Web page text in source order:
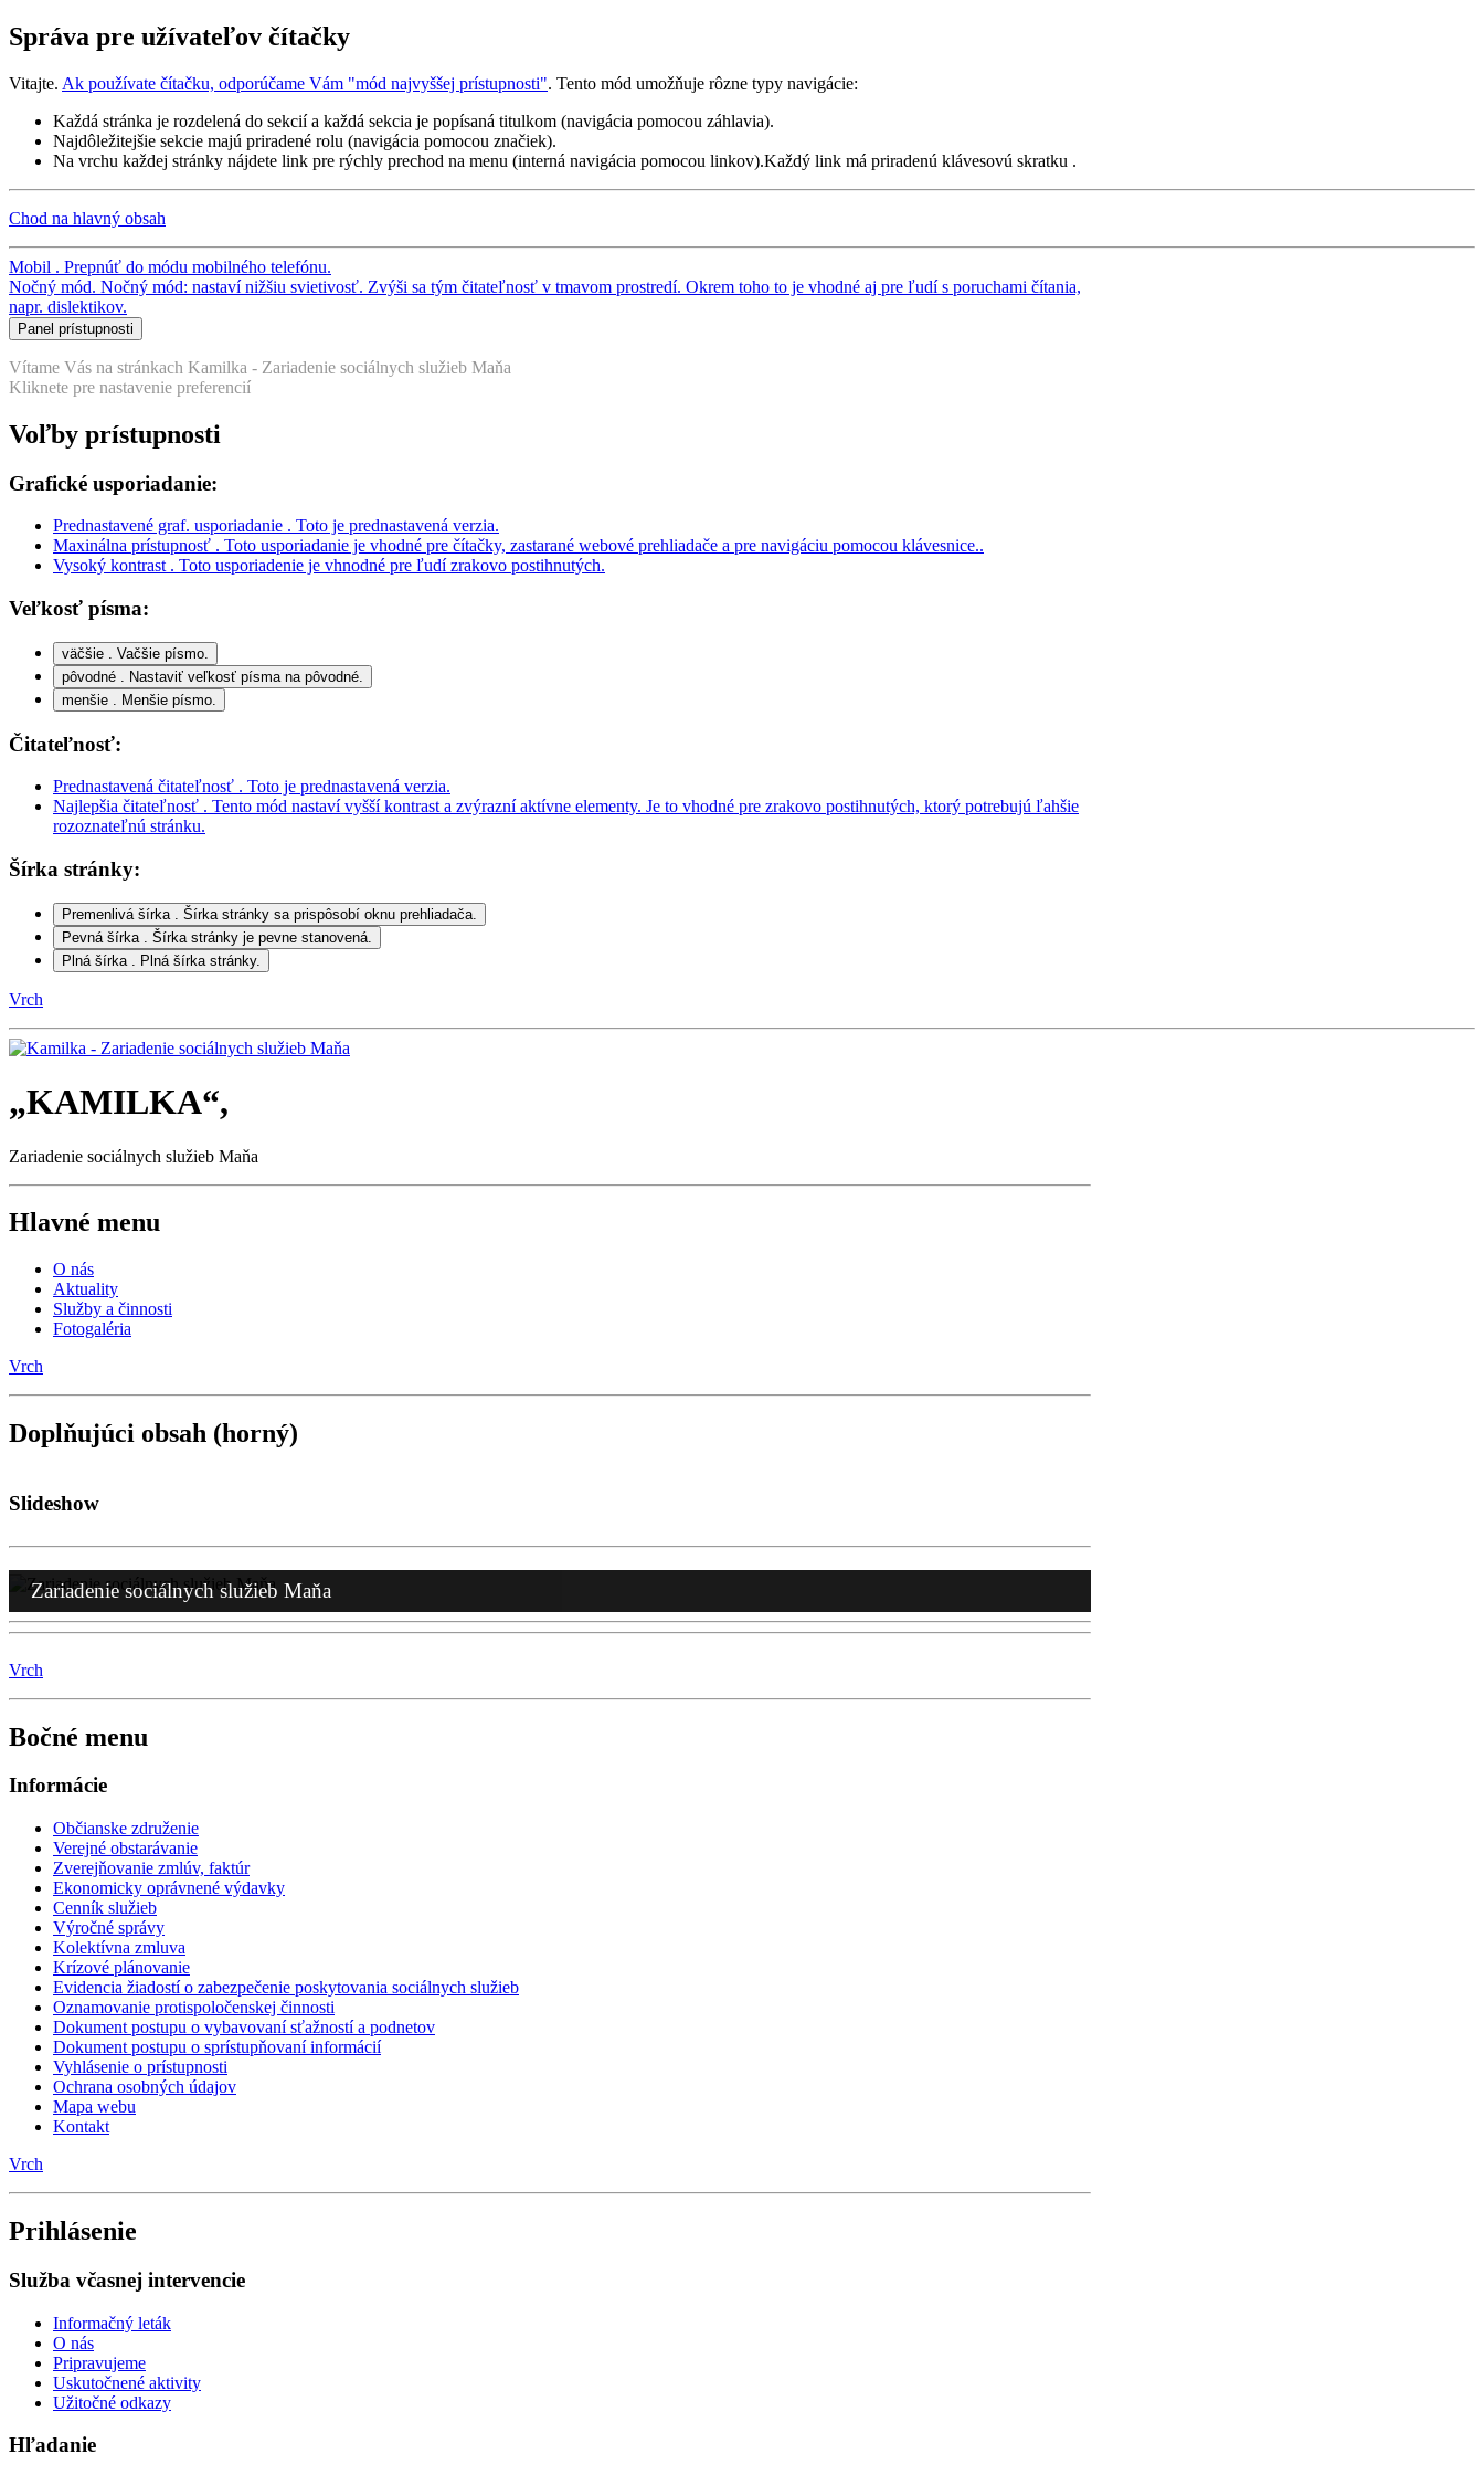
Správa pre užívateľov čítačky
Vitajte. Ak používate čítačku, odporúčame Vám "mód najvyššej prístupnosti". Tento mód umožňuje rôzne typy navigácie:
Každá stránka je rozdelená do sekcií a každá sekcia je popísaná titulkom (navigácia pomocou záhlavia).
Najdôležitejšie sekcie majú priradené rolu (navigácia pomocou značiek).
Na vrchu každej stránky nájdete link pre rýchly prechod na menu (interná navigácia pomocou linkov).Každý link má priradenú klávesovú skratku .
Chod na hlavný obsah
Mobil . Prepnúť do módu mobilného telefónu.
Nočný mód. Nočný mód: nastaví nižšiu svietivosť. Zvýši sa tým čitateľnosť v tmavom prostredí. Okrem toho to je vhodné aj pre ľudí s poruchami čítania,
napr. dislektikov.
Panel prístupnosti
Voľby prístupnosti
Grafické usporiadanie:
Maxinálna prístupnosť. Toto usporiadanie je vhodné pre čítačky, zastarané webové prehliadače a pre navigáciu pomocou klávesnice..
Veľkosť písma:
pôvodné . Nastaviť veľkosť písma na pôvodné.
menšie . Menšie písmo.
Čitateľnosť:
Najlepšia čitateľnosť
Šírka stránky:
Pevná šírka
Plná šírka. Plná šírka stránky.
Vrch
„KAMILKA“,
Zariadenie sociálnych služieb Maňa
Hlavné menu
O nás
Aktuality
Fotogaléria
Vrch
Doplňujúci obsah (horný)
Slideshow
Vrch
Bočné menu
Informácie
Verejné obstarávanie
Ekonomicky oprávnené výdavky
Cenník služieb
Výročné správy
Kolektívna zmluva
Krízové plánovanie
Evidencia žiadostí o zabezpečenie poskytovania sociálnych služieb
Oznamovanie protispoločenskej činnosti
Dokument postupu o vybavovaní sťažností a podnetov
Dokument postupu o sprístupňovaní informácií
Vyhlásenie o prístupnosti
Ochrana osobných údajov
Mapa webu
Kontakt
Vrch
Prihlásenie
Služba včasnej intervencie
O nás
Uskutočnené aktivity
Užitočné odkazy
Hľadanie